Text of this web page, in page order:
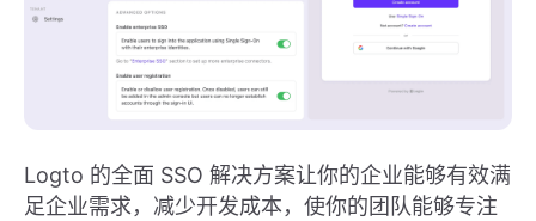
Logto 的全面 SSO 解决方案让你的企业能够有效满
足企业需求，减少开发成本，使你的团队能够专注